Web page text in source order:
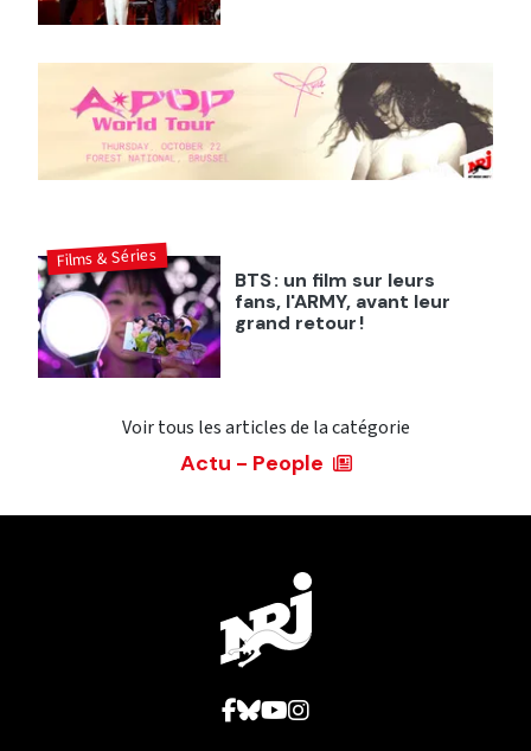
BTS : un film sur leurs
fans, l'ARMY, avant leur
grand retour !
Films & Séries
Voir tous les articles de la catégorie
Actu - People